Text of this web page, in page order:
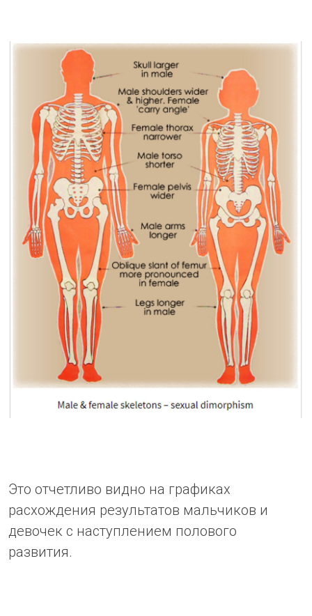
Это отчетливо видно на графиках
расхождения результатов мальчиков и
девочек с наступлением полового
развития.